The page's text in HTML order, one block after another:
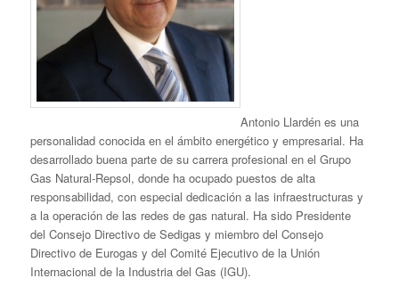
Antonio Llardén es una
personalidad conocida en el ámbito energético y empresarial. Ha
desarrollado buena parte de su carrera profesional en el Grupo
Gas Natural-Repsol, donde ha ocupado puestos de alta
responsabilidad, con especial dedicación a las infraestructuras y
a la operación de las redes de gas natural. Ha sido Presidente
del Consejo Directivo de Sedigas y miembro del Consejo
Directivo de Eurogas y del Comité Ejecutivo de la Unión
Internacional de la Industria del Gas (IGU).